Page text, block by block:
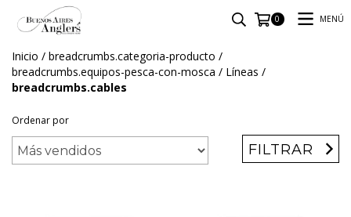
0 MENÚ
Inicio / breadcrumbs.categoria-producto /
breadcrumbs.equipos-pesca-con-mosca / Líneas /
breadcrumbs.cables
Ordenar por
FILTRAR